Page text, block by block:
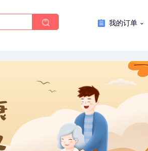
我的订单